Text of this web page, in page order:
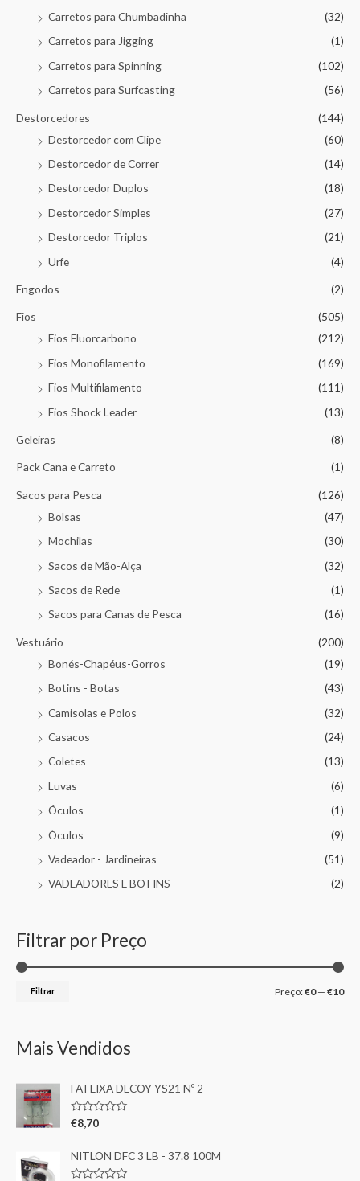
Carretos para Chumbadinha
(32)
Carretos para Jigging
(1)
Carretos para Spinning
(102)
Carretos para Surfcasting
(56)
Destorcedores
(144)
Destorcedor com Clipe
(60)
Destorcedor de Correr
(14)
Destorcedor Duplos
(18)
Destorcedor Simples
(27)
Destorcedor Triplos
(21)
Urfe
(4)
Engodos (2)
Fios
(505)
Fios Fluorcarbono
(212)
Fios Monofilamento
(169)
Fios Multifilamento
(111)
Fios Shock Leader
(13)
Geleiras (8)
Pack Cana e Carreto (1)
Sacos para Pesca
(126)
Bolsas
(47)
Mochilas
(30)
Sacos de Mão-Alça
(32)
Sacos de Rede
(1)
Sacos para Canas de Pesca
(16)
Vestuário
(200)
Bonés-Chapéus-Gorros
(19)
Botins - Botas
(43)
Camisolas e Polos
(32)
Casacos
(24)
Coletes
(13)
Luvas
(6)
Óculos
(1)
Óculos
(9)
Vadeador - Jardineiras
(51)
VADEADORES E BOTINS
(2)
Filtrar por Preço
Filtrar Preço:€0— €10
Mais Vendidos
FATEIXA DECOY YS21 Nº 2
A
l
i
a
€8,70
NITLON DFC 3 LB - 37.8 100M